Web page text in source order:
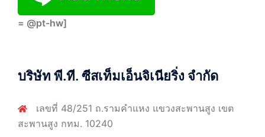
= @pt-hw]
บริษัท พี.ที. ซีสเท็มเอ็นจิเนียริ่ง จำกัด
เลขที่ 48/251 ถ.รามคำแหง แขวงสะพานสูง เขต
สะพานสูง กทม. 10240